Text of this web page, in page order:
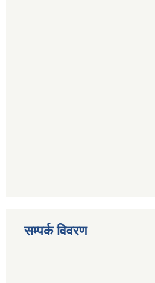
सम्पर्क विवरण